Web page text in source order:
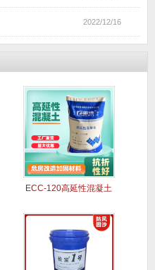
2022/12/16
ECC-120高延性混凝土